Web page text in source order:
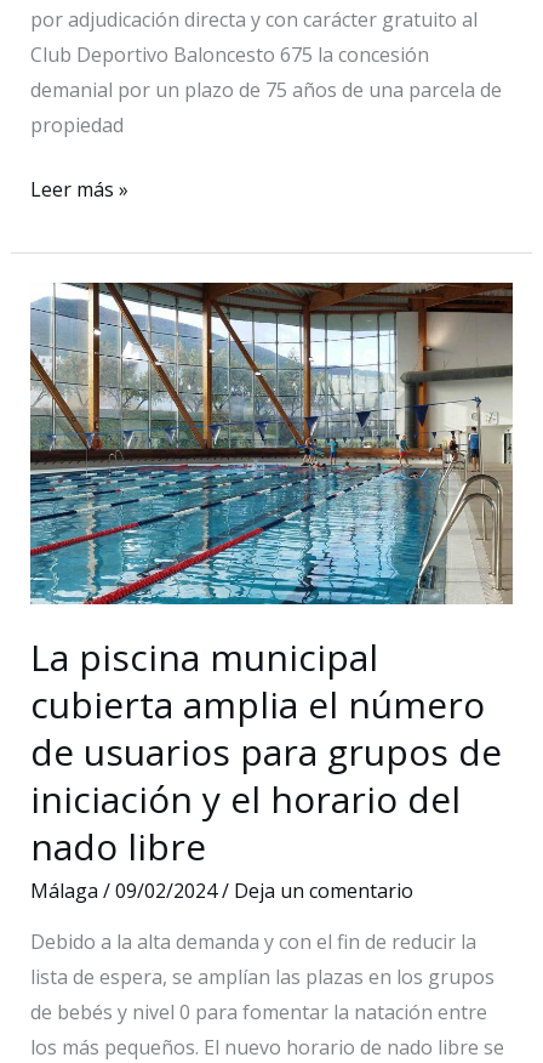
por adjudicación directa y con carácter gratuito al
Club Deportivo Baloncesto 675 la concesión
demanial por un plazo de 75 años de una parcela de
propiedad
El
cede
una
parcela
para
la
construcción
de
un
nuevo
equipamiento
deportivo
en
Churriana
Leer más »
La piscina municipal
cubierta amplia el número
de usuarios para grupos de
iniciación y el horario del
nado libre
Málaga /09/02/2024/ Deja un comentario
Debido a la alta demanda y con el fin de reducir la
lista de espera, se amplían las plazas en los grupos
de bebés y nivel 0 para fomentar la natación entre
los más pequeños. El nuevo horario de nado libre se